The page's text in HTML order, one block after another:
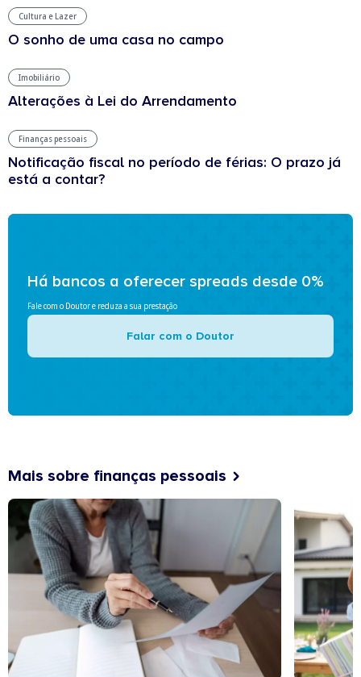
Cultura e Lazer
O sonho de uma casa no campo
Imobiliário
Alterações à Lei do Arrendamento
Finanças pessoais
Notificação fiscal no período de férias: O prazo já
está a contar?
Há bancos a oferecer spreads desde 0%
Fale com o Doutor e reduza a sua prestação
Falar com o Doutor
Mais sobre finanças pessoais